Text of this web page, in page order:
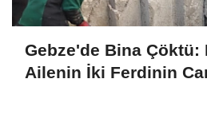
Gebze'de Bina Çöktü:
Ailenin İki Ferdinin